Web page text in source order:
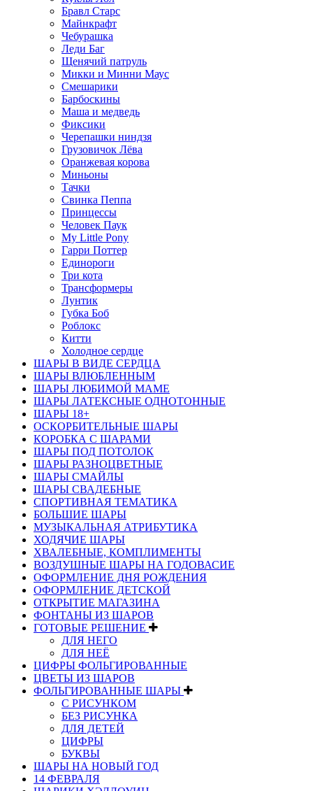
Бравл Старс
Майнкрафт
Чебурашка
Леди Баг
Щенячий патруль
Микки и Минни Маус
Смешарики
Барбоскины
Маша и медведь
Фиксики
Черепашки ниндзя
Грузовичок Лёва
Оранжевая корова
Миньоны
Тачки
Свинка Пеппа
Принцессы
Человек Паук
My Little Pony
Гарри Поттер
Единороги
Три кота
Трансформеры
Лунтик
Губка Боб
Роблокс
Китти
Холодное сердце
ШАРЫ В ВИДЕ СЕРДЦА
ШАРЫ ВЛЮБЛЕННЫМ
ШАРЫ ЛЮБИМОЙ МАМЕ
ШАРЫ ЛАТЕКСНЫЕ ОДНОТОННЫЕ
ШАРЫ 18+
ОСКОРБИТЕЛЬНЫЕ ШАРЫ
КОРОБКА С ШАРАМИ
ШАРЫ ПОД ПОТОЛОК
ШАРЫ РАЗНОЦВЕТНЫЕ
ШАРЫ СМАЙЛЫ
ШАРЫ СВАДЕБНЫЕ
СПОРТИВНАЯ ТЕМАТИКА
БОЛЬШИЕ ШАРЫ
МУЗЫКАЛЬНАЯ АТРИБУТИКА
ХОДЯЧИЕ ШАРЫ
ХВАЛЕБНЫЕ, КОМПЛИМЕНТЫ
ВОЗДУШНЫЕ ШАРЫ НА ГОДОВАСИЕ
ОФОРМЛЕНИЕ ДНЯ РОЖДЕНИЯ
ОФОРМЛЕНИЕ ДЕТСКОЙ
ОТКРЫТИЕ МАГАЗИНА
ФОНТАНЫ ИЗ ШАРОВ
ГОТОВЫЕ РЕШЕНИЕ
ДЛЯ НЕГО
ДЛЯ НЕЁ
ЦИФРЫ ФОЛЬГИРОВАННЫЕ
ЦВЕТЫ ИЗ ШАРОВ
ФОЛЬГИРОВАННЫЕ ШАРЫ
С РИСУНКОМ
БЕЗ РИСУНКА
ДЛЯ ДЕТЕЙ
ЦИФРЫ
БУКВЫ
ШАРЫ НА НОВЫЙ ГОД
14 ФЕВРАЛЯ